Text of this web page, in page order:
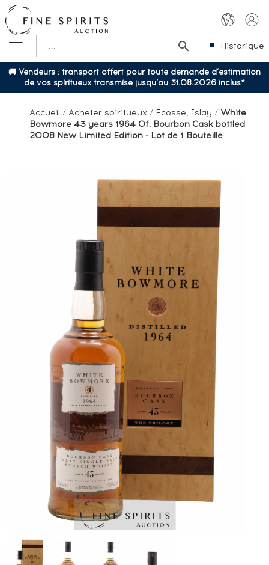
Historique
🚚 Vendeurs : transport offert pour toute demande d’estimation
de vos spiritueux transmise jusqu’au 31.08.2026 inclus*
Accueil / Acheter spiritueux / Ecosse, Islay / White
Bowmore 43 years 1964 Of. Bourbon Cask bottled
2008 New Limited Edition - Lot de 1 Bouteille